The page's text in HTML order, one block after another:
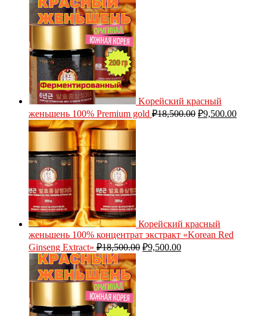
Kорейский красный
женьшень 100% Premium gold ₽18,500.00 ₽9,500.00
Корейский красный
женьшень 100% концентрат экстракт «Korean Red
Ginseng Extract» ₽18,500.00 ₽9,500.00